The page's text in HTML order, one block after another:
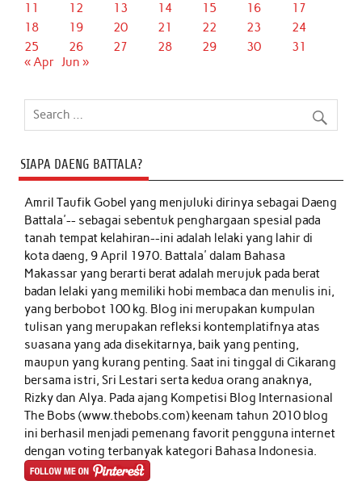
11
12 13 14 15 16
17
18
19 20 21 22 23
24
25
26 27 28 29 30
31
« Apr Jun »
SIAPA DAENG BATTALA?
Amril Taufik Gobelyang menjuluki dirinya sebagai Daeng
Battala'-- sebagai sebentuk penghargaan spesial pada
tanah tempat kelahiran--ini adalah lelaki yang lahir di
kota daeng, 9 April 1970. Battala' dalam Bahasa
Makassar yang berarti berat adalah merujuk pada berat
badan lelaki yang memiliki hobi membaca dan menulis ini,
yang berbobot 100 kg. Blog ini merupakan kumpulan
tulisan yang merupakan refleksi kontemplatifnya atas
suasana yang ada disekitarnya, baik yang penting,
maupun yang kurang penting. Saat ini tinggal di Cikarang
bersama istri, Sri Lestari serta kedua orang anaknya,
Rizky dan Alya. Pada ajang Kompetisi Blog Internasional
The Bobs (www.thebobs.com) keenam tahun 2010 blog
ini berhasil menjadi pemenang favorit pengguna internet
dengan voting terbanyak kategori Bahasa Indonesia.